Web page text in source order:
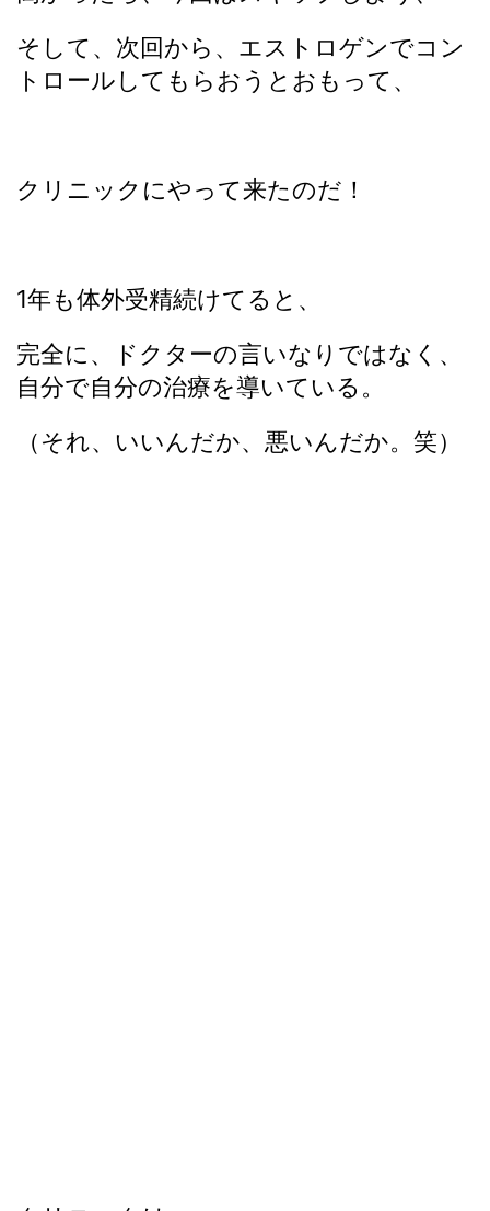
そして、次回から、エストロゲンでコン
トロールしてもらおうとおもって、
クリニックにやって来たのだ！
1年も体外受精続けてると、
完全に、ドクターの言いなりではなく、
自分で自分の治療を導いている。
（それ、いいんだか、悪いんだか。笑）